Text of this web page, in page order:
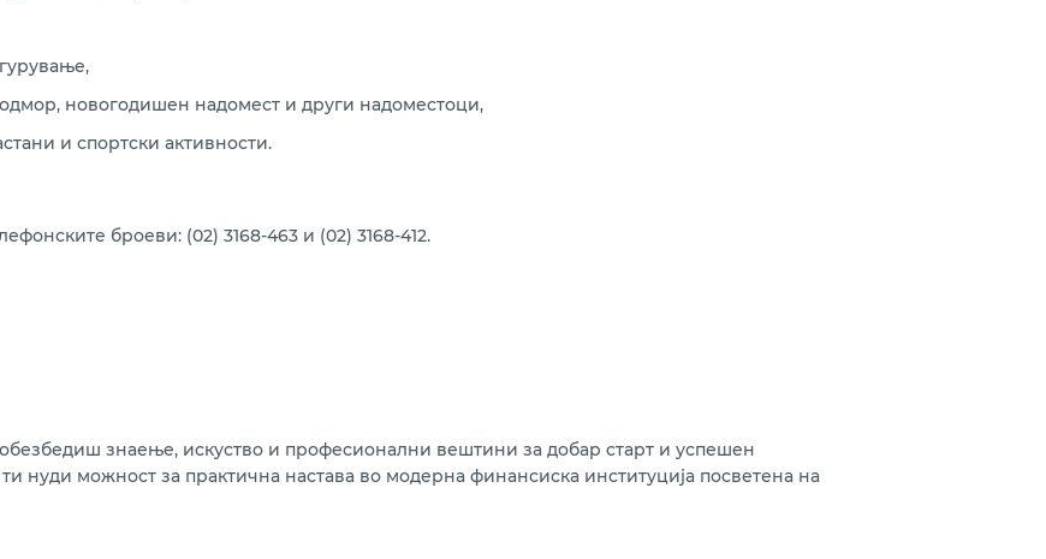
новогодишен надомест и други надоместоци,
и спортски активности.
броеви: (02) 3168-463 и (02) 3168-412.
знаење, искуство и професионални вештини за добар старт и успешен
нуди можност за практична настава во модерна финансиска институција посветена на